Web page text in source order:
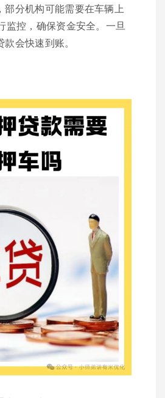
部分机构可能需要在车辆上
监控，确保资金安全。一旦
会快速到账。